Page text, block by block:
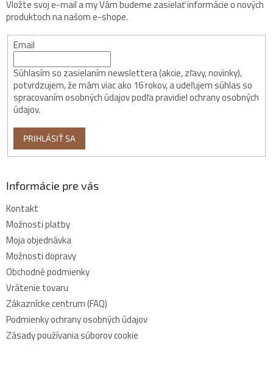
Vložte svoj e-mail a my Vám budeme zasielať informácie o nových
produktoch na našom e-shope.
Email
Súhlasím so zasielaním newslettera (akcie, zľavy, novinky),
potvrdzujem, že mám viac ako 16 rokov, a udeľujem súhlas so
spracovaním osobných údajov podľa pravidiel ochrany osobných
údajov.
PRIHLÁSIŤ SA
Informácie pre vás
Kontakt
Možnosti platby
Moja objednávka
Možnosti dopravy
Obchodné podmienky
Vrátenie tovaru
Zákaznícke centrum (FAQ)
Podmienky ochrany osobných údajov
Zásady používania súborov cookie